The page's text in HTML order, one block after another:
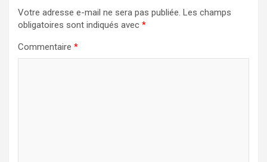
Votre adresse e-mail ne sera pas publiée. Les champs
obligatoires sont indiqués avec *
Commentaire *